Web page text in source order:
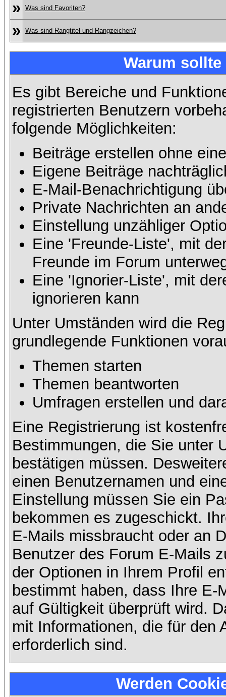
» Was sind Favoriten?
» Was sind Rangtitel und Rangzeichen?
Warum
Es gibt Bereiche und
registrierten Benutzern
folgende Möglichkeiten:
Beiträge erstellen ohne
Eigene Beiträge
E-Mail-Benachrichtigung
Private Nachrichten an
Einstellung unzähliger
Eine 'Freunde-Liste', mit
Freunde im Forum
Eine 'Ignorier-Liste', mit
ignorieren kann
Unter Umständen wird die
grundlegende Funktionen
Themen starten
Themen beantworten
Umfragen erstellen und
Eine Registrierung ist
Bestimmungen, die Sie unter
bestätigen müssen.
einen Benutzernamen und
Einstellung müssen Sie ein
bekommen es zugeschickt.
E-Mails missbraucht oder an
Benutzer des Forum E-Mails
der Optionen in Ihrem Profil
bestimmt haben, dass Ihre E-
auf Gültigkeit überprüft wird.
mit Informationen, die für den
erforderlich sind.
Werden